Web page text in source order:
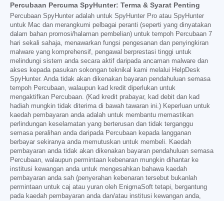
Percubaan Percuma SpyHunter: Terma & Syarat Penting
Percubaan SpyHunter adalah untuk SpyHunter Pro atau SpyHunter
untuk Mac dan merangkumi pelbagai peranti (seperti yang dinyatakan
dalam bahan promosi/halaman pembelian) untuk tempoh Percubaan 7
hari sekali sahaja, menawarkan fungsi pengesanan dan penyingkiran
malware yang komprehensif, pengawal berprestasi tinggi untuk
melindungi sistem anda secara aktif daripada ancaman malware dan
akses kepada pasukan sokongan teknikal kami melalui HelpDesk
SpyHunter. Anda tidak akan dikenakan bayaran pendahuluan semasa
tempoh Percubaan, walaupun kad kredit diperlukan untuk
mengaktifkan Percubaan. (Kad kredit prabayar, kad debit dan kad
hadiah mungkin tidak diterima di bawah tawaran ini.) Keperluan untuk
kaedah pembayaran anda adalah untuk membantu memastikan
perlindungan keselamatan yang berterusan dan tidak terganggu
semasa peralihan anda daripada Percubaan kepada langganan
berbayar sekiranya anda memutuskan untuk membeli. Kaedah
pembayaran anda tidak akan dikenakan bayaran pendahuluan semasa
Percubaan, walaupun permintaan kebenaran mungkin dihantar ke
institusi kewangan anda untuk mengesahkan bahawa kaedah
pembayaran anda sah (penyerahan kebenaran tersebut bukanlah
permintaan untuk caj atau yuran oleh EnigmaSoft tetapi, bergantung
pada kaedah pembayaran anda dan/atau institusi kewangan anda,